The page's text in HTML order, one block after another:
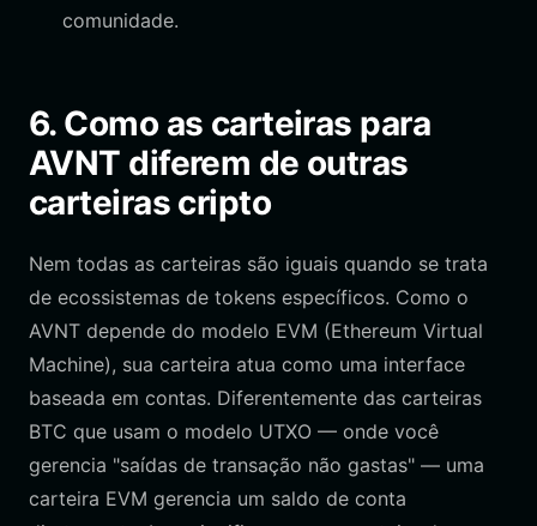
comunidade.
6. Como as carteiras para
AVNT diferem de outras
carteiras cripto
Nem todas as carteiras são iguais quando se trata
de ecossistemas de tokens específicos. Como o
AVNT depende do modelo EVM (Ethereum Virtual
Machine), sua carteira atua como uma interface
baseada em contas. Diferentemente das carteiras
BTC que usam o modelo UTXO — onde você
gerencia "saídas de transação não gastas" — uma
carteira EVM gerencia um saldo de conta